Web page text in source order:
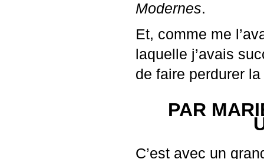
Modernes.
Et, comme me
laquelle j’avais
de faire perdurer
PAR
C’est avec un